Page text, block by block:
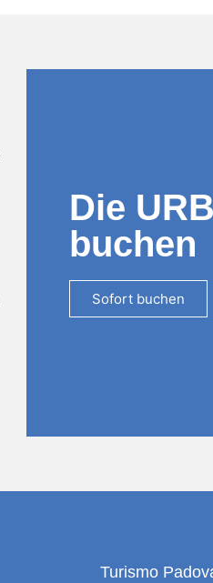
Die
buchen
Sofort buchen
Turismo